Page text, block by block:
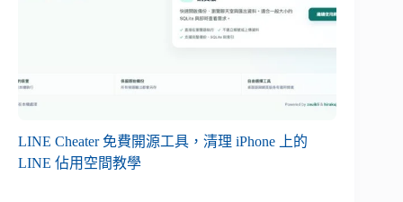
LINE Cheater 免費開源工具，清理 iPhone 上的
LINE 佔用空間教學